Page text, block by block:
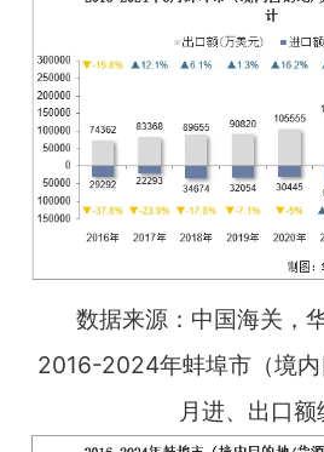
数据来源：中国海关，
2016-2024年蚌埠市（境
月进、出口额